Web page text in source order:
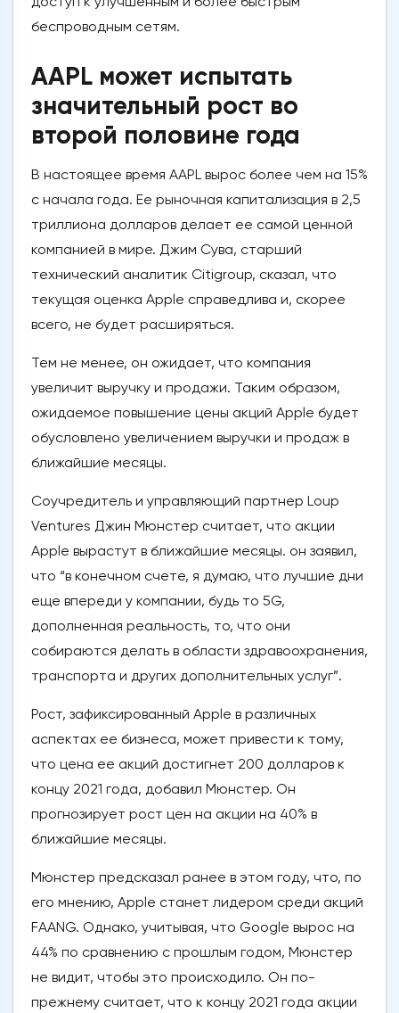
беспроводным сетям.
AAPL может испытать
значительный рост во
второй половине года
В настоящее время AAPL вырос более чем на 15%
с начала года. Ее рыночная капитализация в 2,5
триллиона долларов делает ее самой ценной
компанией в мире. Джим Сува, старший
технический аналитик Citigroup, сказал, что
текущая оценка Apple справедлива и, скорее
всего, не будет расширяться.
Тем не менее, он ожидает, что компания
увеличит выручку и продажи. Таким образом,
ожидаемое повышение цены акций Apple будет
обусловлено увеличением выручки и продаж в
ближайшие месяцы.
Соучредитель и управляющий партнер Loup
Ventures Джин Мюнстер считает, что акции
Apple вырастут в ближайшие месяцы. он заявил,
что “в конечном счете, я думаю, что лучшие дни
еще впереди у компании, будь то 5G,
дополненная реальность, то, что они
собираются делать в области здравоохранения,
транспорта и других дополнительных услуг”.
Рост, зафиксированный Apple в различных
аспектах ее бизнеса, может привести к тому,
что цена ее акций достигнет 200 долларов к
концу 2021 года, добавил Мюнстер. Он
прогнозирует рост цен на акции на 40% в
ближайшие месяцы.
Мюнстер предсказал ранее в этом году, что, по
его мнению, Apple станет лидером среди акций
FAANG. Однако, учитывая, что Google вырос на
44% по сравнению с прошлым годом, Мюнстер
не видит, чтобы это происходило. Он по-
прежнему считает, что к концу 2021 года акции